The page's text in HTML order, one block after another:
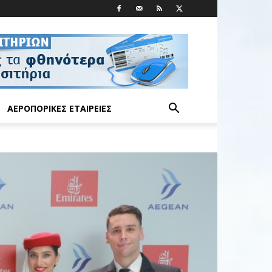
ΑΕΡΟΠΟΡΙΚΈΣ ΕΤΑΙΡΕΊΕΣ